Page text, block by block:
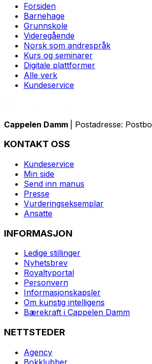
Forsiden
Barnehage
Grunnskole
Videregående
Norsk som andrespråk
Kurs og seminarer
Digitale plattformer
Alle verk
Kundeservice
Cappelen Damm | Postadresse:
KONTAKT OSS
Kundeservice
Min side
Send inn manus
Presse
Vurderingseksemplar
Ansatte
INFORMASJON
Ledige stillinger
Nyhetsbrev
Royaltyportal
Personvern
Informasjonskapsler
Om kunstig intelligens
Bærekraft i Cappelen Damm
NETTSTEDER
Agency
Bokklubber